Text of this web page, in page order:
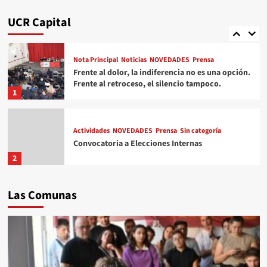
UCR Capital
5
1
Nota Principal Noticias NOVEDADES Prensa
Frente al dolor, la indiferencia no es una opción.
Frente al retroceso, el silencio tampoco.
2
Actividades NOVEDADES Prensa Sin categoría
Convocatoria a Elecciones Internas
Sin categoría
Ciudad de Buenos Aires a la reunión constitutiva
del cuerpo.
Actividades Nota Principal Noticias
NOVEDADES
Las Comunas